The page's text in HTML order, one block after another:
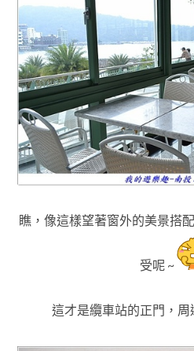
瞧，像這樣望著窗外的美景搭
受呢 ~
這才是纜車站的正門，